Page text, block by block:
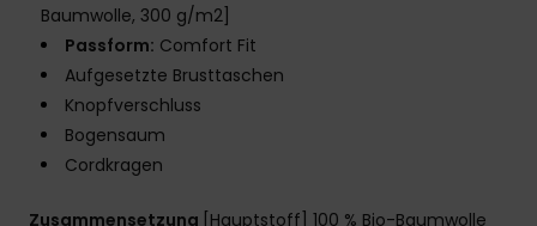
Baumwolle, 300 g/m2]
Passform: Comfort Fit
Aufgesetzte Brusttaschen
Knopfverschluss
Bogensaum
Cordkragen
Zusammensetzung [Hauptstoff] 100 % Bio-Baumwolle